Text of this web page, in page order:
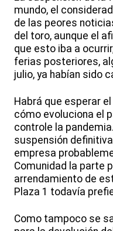
mundo, el
de las peores
del toro, aunque el
que esto iba a
ferias posteriores,
julio, ya habían sido
Habrá que esperar
cómo evoluciona el
controle la
suspensión
empresa
Comunidad la parte
arrendamiento de
Plaza 1 todavía
Como tampoco se